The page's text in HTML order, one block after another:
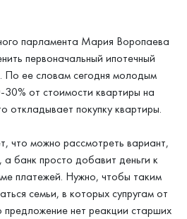
парламента Мария Воропаева
первоначальный ипотечный
По ее словам сегодня молодым
от стоимости квартиры на
откладывает покупку квартиры.
что можно рассмотреть вариант,
а банк просто добавит деньги к
платежей. Нужно, чтобы таким
семьи, в которых супругам от
нет реакции старших